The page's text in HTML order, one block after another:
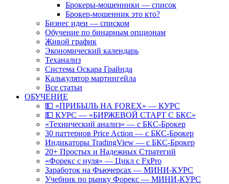
Брокеры-мошенники — список
Брокер-мошенник это кто?
Бизнес идеи — списком
Обучение по бинарным опционам
Живой график
Экономический календарь
Теханализ
Система Оскара Грайнда
Калькулятор мартингейла
Все статьи
ОБУЧЕНИЕ
💵 «ПРИБЫЛЬ НА FOREX» — КУРС
💵 КУРС — «БИРЖЕВОЙ СТАРТ С БКС»
«Технический анализ» — с БКС-Брокер
30 паттернов Price Action — с БКС-Брокер
Индикаторы TradingView — с БКС-Брокер
20+ Простых и Надежных Стратегий
«Форекс с нуля» — Цикл с FxPro
Заработок на Фьючерсах — МИНИ-КУРС
Учебник по рынку Форекс — МИНИ-КУРС